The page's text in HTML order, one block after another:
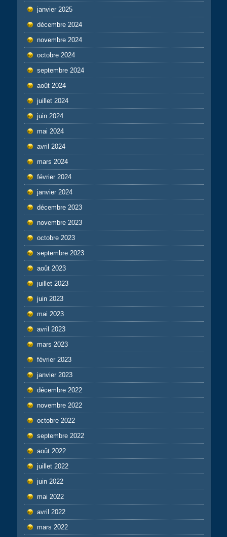
janvier 2025
décembre 2024
novembre 2024
octobre 2024
septembre 2024
août 2024
juillet 2024
juin 2024
mai 2024
avril 2024
mars 2024
février 2024
janvier 2024
décembre 2023
novembre 2023
octobre 2023
septembre 2023
août 2023
juillet 2023
juin 2023
mai 2023
avril 2023
mars 2023
février 2023
janvier 2023
décembre 2022
novembre 2022
octobre 2022
septembre 2022
août 2022
juillet 2022
juin 2022
mai 2022
avril 2022
mars 2022